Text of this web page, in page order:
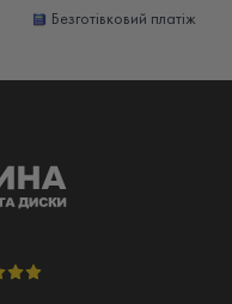
Безготівковий платіж